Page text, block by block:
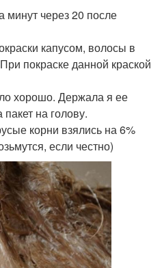
минут через 20 после
капусом, волосы в
покраске данной краской
хорошо. Держала я ее
на голову.
корни взялись на 6%
если честно)